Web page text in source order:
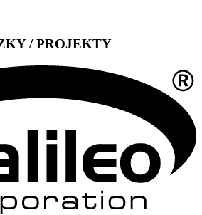
/ PROJEKTY